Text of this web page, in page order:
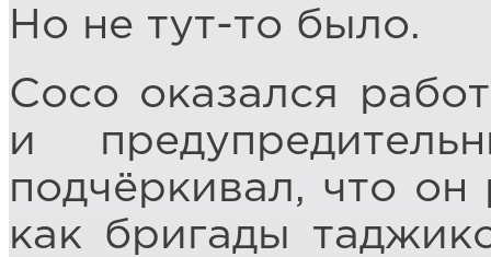
Но не тут-то было.
Сосо оказался
и
подчёркивал, что он
как бригады